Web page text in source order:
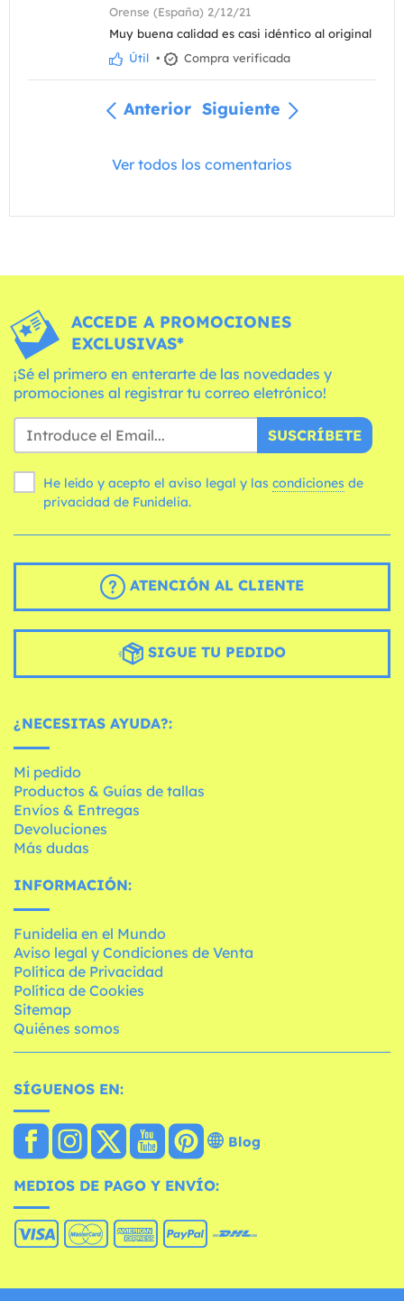
Orense (España) 2/12/21
Muy buena calidad es casi idéntico al original
Útil • Compra verificada
Anterior Siguiente
Ver todos los comentarios
ACCEDE A PROMOCIONES
EXCLUSIVAS*
¡Sé el primero en enterarte de las novedades y
promociones al registrar tu correo eletrónico!
SUSCRÍBETE
He leído y acepto el aviso legal y las condiciones
privacidad de Funidelia.
ATENCIÓN AL CLIENTE
SIGUE TU PEDIDO
¿NECESITAS AYUDA?:
Mi pedido
Productos & Guías de tallas
Envíos & Entregas
Devoluciones
Más dudas
INFORMACIÓN:
Funidelia en el Mundo
Aviso legal y Condiciones de Venta
Política de Privacidad
Política de Cookies
Sitemap
Quiénes somos
SÍGUENOS EN:
Blog
MEDIOS DE PAGO Y ENVÍO: